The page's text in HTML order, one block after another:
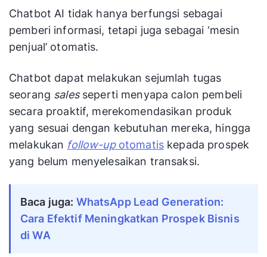
Chatbot AI tidak hanya berfungsi sebagai
pemberi informasi, tetapi juga sebagai ‘mesin
penjual’ otomatis.
Chatbot dapat melakukan sejumlah tugas
seorang salesseperti menyapa calon pembeli
secara proaktif, merekomendasikan produk
yang sesuai dengan kebutuhan mereka, hingga
melakukan follow-upotomatis kepada prospek
yang belum menyelesaikan transaksi.
Baca juga: WhatsApp Lead Generation:
Cara Efektif Meningkatkan Prospek Bisnis
di WA